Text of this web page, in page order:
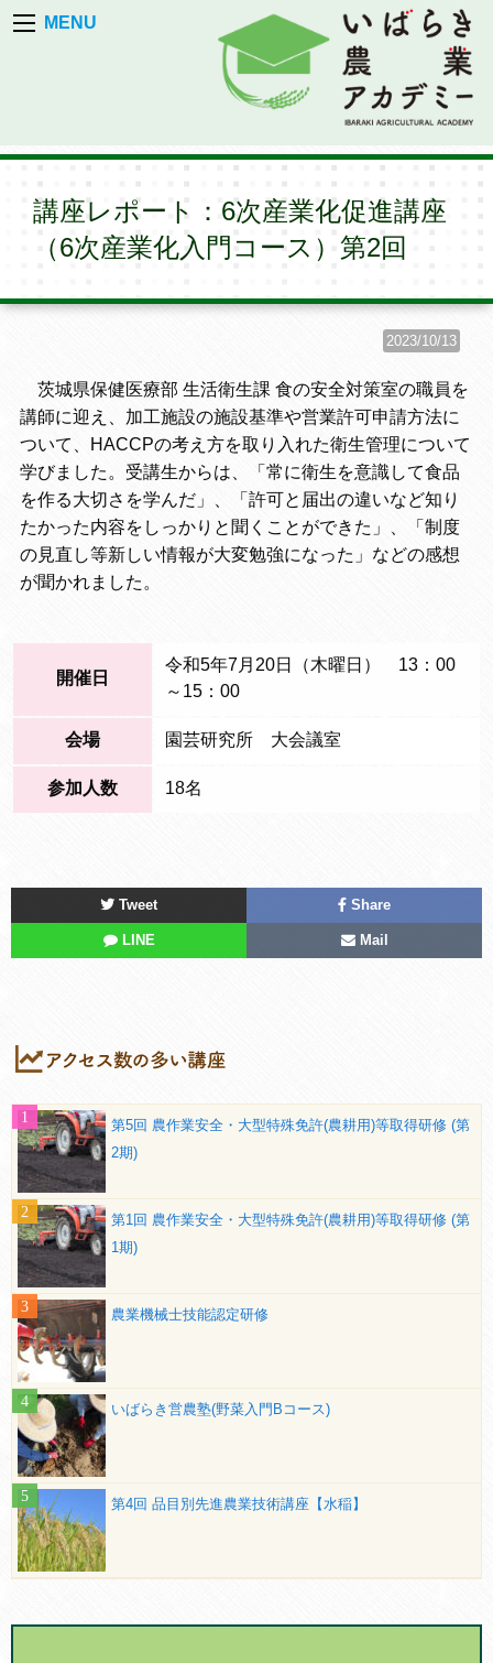
MENU
講座レポート：6次産業化促進講座
（6次産業化入門コース）第2回
2023/10/13
茨城県保健医療部 生活衛生課 食の安全対策室の職員を
講師に迎え、加工施設の施設基準や営業許可申請方法に
ついて、HACCPの考え方を取り入れた衛生管理について
学びました。受講生からは、「常に衛生を意識して食品
を作る大切さを学んだ」、「許可と届出の違いなど知り
たかった内容をしっかりと聞くことができた」、「制度
の見直し等新しい情報が大変勉強になった」などの感想
が聞かれました。
開催日
令和5年7月20日（木曜日） 13：00
～15：00
会場 園芸研究所 大会議室
参加人数 18名
Tweet Share
LINE Mail
第5回 農作業安全・大型特殊免許(農耕用)等取得研修 (第
2期)
第1回 農作業安全・大型特殊免許(農耕用)等取得研修 (第
1期)
農業機械士技能認定研修
いばらき営農塾(野菜入門Bコース)
第4回 品目別先進農業技術講座【水稲】